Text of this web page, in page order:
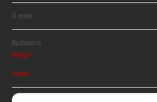
O meni
Radionice
Knjige
Video